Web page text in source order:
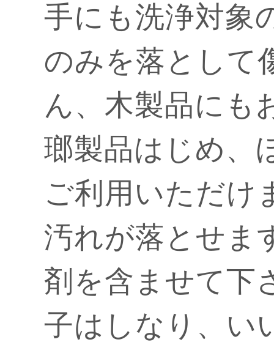
手にも洗浄対象
のみを落として
ん、木製品にも
瑯製品はじめ、
ご利用いただけ
汚れが落とせま
剤を含ませて下
子はしなり、い